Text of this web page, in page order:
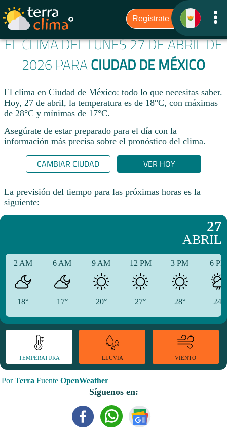
EL CLIMA DEL LUNES 27 DE ABRIL DE
2026 PARA CIUDAD DE MÉXICO
El clima en Ciudad de México: todo lo que necesitas saber.
Hoy, 27 de abril, la temperatura es de 18°C, con máximas
de 28°C y mínimas de 17°C.
Asegúrate de estar preparado para el día con la
información más precisa sobre el pronóstico del clima.
CAMBIAR CIUDAD VER HOY
La previsión del tiempo para las próximas horas es la
siguiente:
27
ABRIL
2 AM
18°
6 AM
17°
9 AM
20°
12 PM
27°
3 PM
28°
6
24°
TEMPERATURA LLUVIA VIENTO
PorTerra Fuente OpenWeather
Síguenos en: